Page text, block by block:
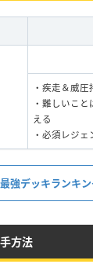
・疾走＆威
・難しいこ
える
・必須レジ
強デッキランキン
方法